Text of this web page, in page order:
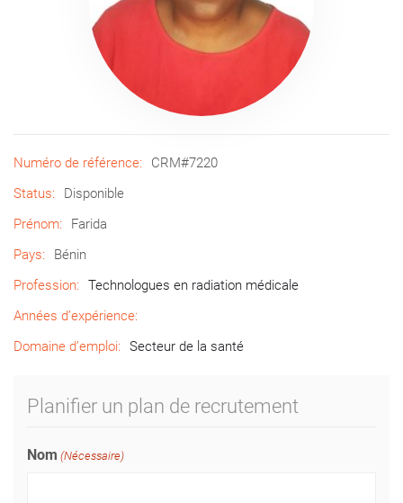
Numéro de référence:
CRM#7220
Status:
Disponible
Prénom:
Farida
Pays:
Bénin
Profession:
Technologues en radiation médicale
Années d’expérience:
Domaine d’emploi:
Secteur de la santé
Planifier un plan de recrutement
Nom (Nécessaire)